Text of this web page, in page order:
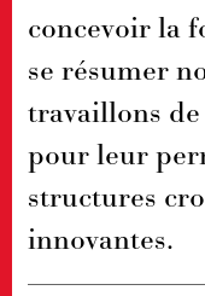
concevoir la
se résumer
travaillons
pour leur
structures
innovantes.